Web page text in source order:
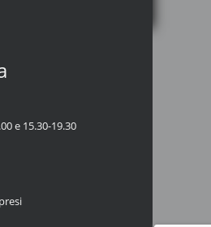
e 15.30-19.30